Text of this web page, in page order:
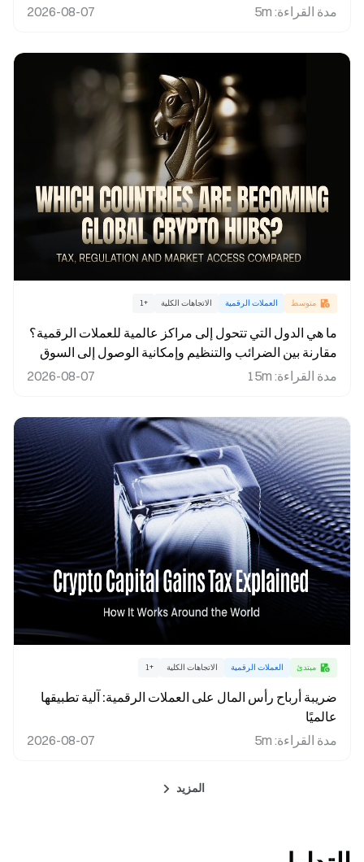
مدة القراءة:
5m
2026-08-07
متوسط العملات الرقمية الاتجاهات الكلية +
1
ما هي الدول التي تتحول إلى مراكز عالمية للعملات الرقمية؟
مقارنة بين الضرائب والتنظيم وإمكانية الوصول إلى السوق
مدة القراءة:
15m
2026-08-07
مبتدئ العملات الرقمية الاتجاهات الكلية +
1
ضريبة أرباح رأس المال على العملات الرقمية: آلية تطبيقها
عالميًا
مدة القراءة:
5m
2026-08-07
المزيد